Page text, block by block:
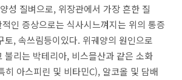
성 질벼으로, 위장관에서 가장 흔한 질
인 증상으로는 식사시느껴지는 위의 통증
토, 속쓰림등이있다. 위궤양의 원인으로
리는 박테리아, 비스믈산과 같은 소화
히 아스피린 및 비타민C), 알코올 및 담배